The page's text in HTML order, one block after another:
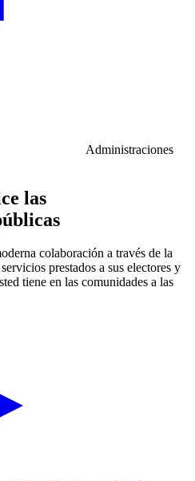
Administraciones
las
colaboración a través de la
prestados a sus electores y
tiene en las comunidades a las